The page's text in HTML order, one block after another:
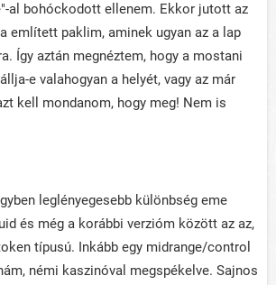
al bohóckodott ellenem. Ekkor jutott az
említett paklim, aminek ugyan az a lap
Így aztán megnéztem, hogy a mostani
e valahogyan a helyét, vagy az már
kell mondanom, hogy meg! Nem is
leglényegesebb különbség eme
és még a korábbi verzióm között az az,
típusú. Inkább egy midrange/control
némi kaszinóval megspékelve. Sajnos